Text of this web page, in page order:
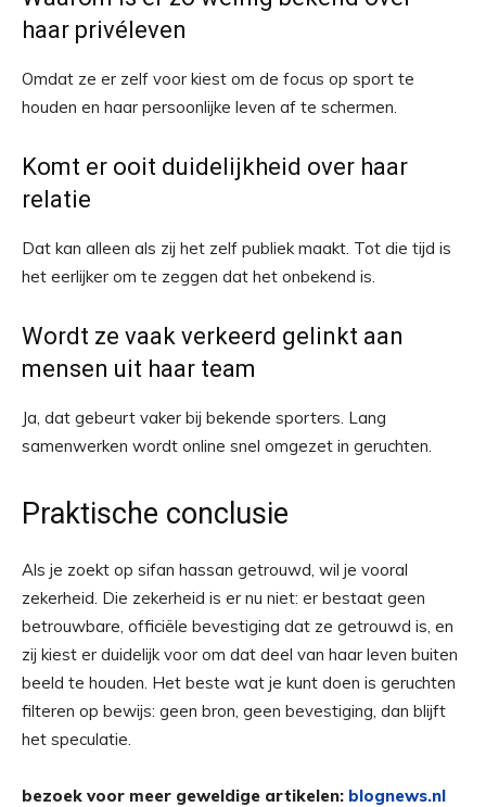
haar privéleven
Omdat ze er zelf voor kiest om de focus op sport te
houden en haar persoonlijke leven af te schermen.
Komt er ooit duidelijkheid over haar
relatie
Dat kan alleen als zij het zelf publiek maakt. Tot die tijd is
het eerlijker om te zeggen dat het onbekend is.
Wordt ze vaak verkeerd gelinkt aan
mensen uit haar team
Ja, dat gebeurt vaker bij bekende sporters. Lang
samenwerken wordt online snel omgezet in geruchten.
Praktische conclusie
Als je zoekt op sifan hassan getrouwd, wil je vooral
zekerheid. Die zekerheid is er nu niet: er bestaat geen
betrouwbare, officiële bevestiging dat ze getrouwd is, en
zij kiest er duidelijk voor om dat deel van haar leven buiten
beeld te houden. Het beste wat je kunt doen is geruchten
filteren op bewijs: geen bron, geen bevestiging, dan blijft
het speculatie.
bezoek voor meer geweldige artikelen: blognews.nl